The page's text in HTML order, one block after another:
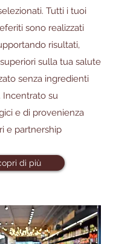
Tutti i tuoi
sono realizzati
risultati,
sulla tua salute
senza ingredienti
su
e di provenienza
e partnership
di più